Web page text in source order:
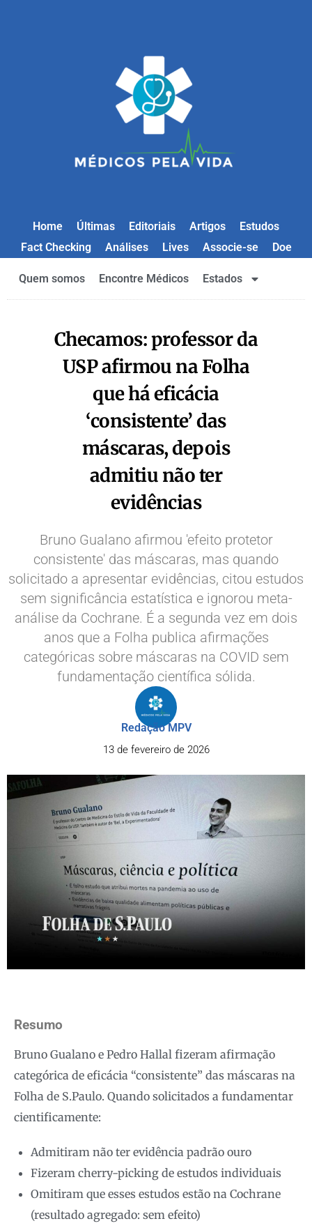
Home Últimas Editoriais Artigos
Estudos
Fact Checking
Análises Lives Associe-se Doe
Quem somos Encontre Médicos Estados
Checamos: professor da
USP afirmou na Folha
que há eficácia
‘consistente’ das
máscaras, depois
admitiu não ter
evidências
Bruno Gualano afirmou 'efeito protetor
consistente' das máscaras, mas quando
solicitado a apresentar evidências, citou estudos
sem significância estatística e ignorou meta-
análise da Cochrane. É a segunda vez em dois
anos que a Folha publica afirmações
categóricas sobre máscaras na COVID sem
fundamentação científica sólida.
Redação MPV
13 de fevereiro de 2026
Resumo
Bruno Gualano e Pedro Hallal fizeram afirmação
categórica de eficácia “consistente” das máscaras na
Folha de S.Paulo. Quando solicitados a fundamentar
cientificamente:
Admitiram não ter evidência padrão ouro
Fizeram cherry-picking de estudos individuais
Omitiram que esses estudos estão na Cochrane
(resultado agregado: sem efeito)